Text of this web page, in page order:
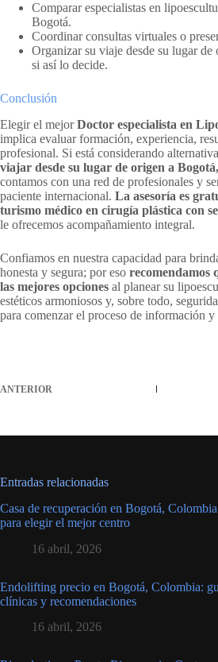
Comparar especialistas en
Bogotá.
Coordinar consultas virtuales o
Organizar su viaje desde su lugar
si así lo decide.
Conclusión
Elegir el mejorDoctor especialista en
implica evaluar formación, experiencia,
profesional. Si está considerando
viajar desde su lugar de origen a
contamos con una red de profesionales y
paciente internacional. La asesoría es
turismo médico en cirugía plástica con
le ofrecemos acompañamiento integral.
Confiamos en nuestra capacidad para
honesta y segura; por eso recomendamos
las mejores opciones al planear su
estéticos armoniosos y, sobre todo,
para comenzar el proceso de información y
ANTERIOR
Entradas relacionadas
Casa de recuperación en Bogotá,
para elegir el mejor centro
16 abril, 2026
Endolifting precio en Bogotá, Colombia:
clínicas y recomendaciones
16 abril, 2026